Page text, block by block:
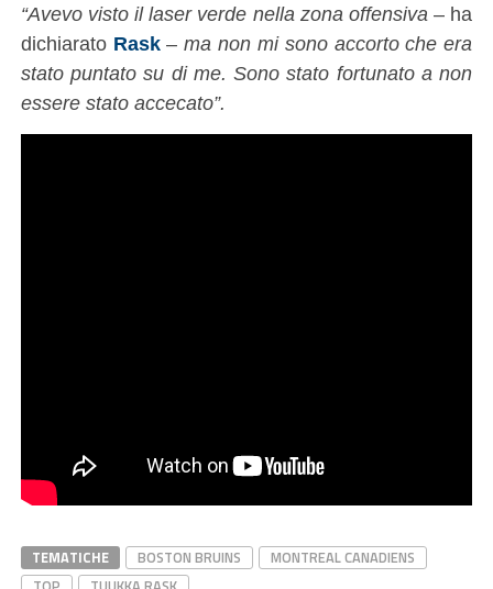
“Avevo visto il laser verde nella zona offensiva – ha
dichiarato Rask–ma non mi sono accorto che era
stato puntato su di me. Sono stato fortunato a non
essere stato accecato”.
TEMATICHE BOSTON BRUINS
MONTREAL CANADIENS